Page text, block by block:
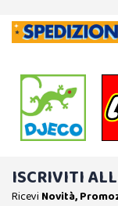
ISCRIVITI
Ricevi Novità,